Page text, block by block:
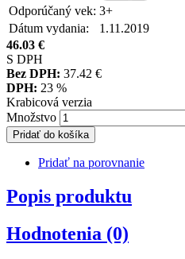
Odporúčaný vek: 3+
Dátum vydania:
1.11.2019
46.03 €
S DPH
Bez DPH: 37.42 €
DPH: 23 %
Krabicová verzia
Množstvo
Pridať do košíka
Pridať na porovnanie
Popis produktu
Hodnotenia (0)